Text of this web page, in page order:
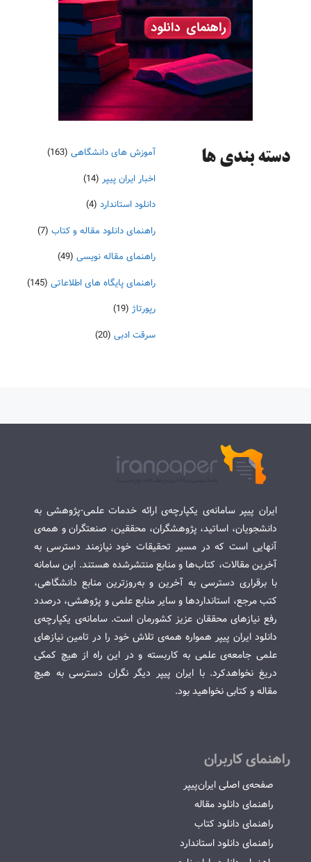
دسته‌ بندی ها آموزش های دانشگاهی (163)
اخبار ایران پیپر (14)
دانلود استاندارد (4)
راهنمای دانلود مقاله و کتاب (7)
راهنمای مقاله نویسی (49)
راهنمای پایگاه های اطلاعاتی (145)
رپورتاژ (19)
سرقت ادبی (20)
ایران پیپر سامانه‌ی یکپارچه‌ی ارائه خدمات علمی-پژوهشی به
دانشجویان، اساتید، پژوهشگران، محققین، صنعتگران و همه‌ی
آنهایی است که در مسیر تحقیقات خود نیازمند دسترسی به
آخرین مقالات، کتاب‌ها و منابع منتشرشده هستند. این سامانه
با برقراری دسترسی به آخرین و به‌روزترین منابع دانشگاهی،
کتب مرجع، استانداردها و سایر منابع علمی و پژوهشی، درصدد
رفع نیازهای محققان عزیز کشورمان است. سامانه‌ی یکپارچه‌ی
دانلود ایران پیپر همواره همه‌ی تلاش خود را در تامین نیازهای
علمی جامعه‌ی علمی به کاربسته و در این راه از هیچ کمکی
دریغ نخواهدکرد. با ایران پیپر دیگر نگران دسترسی به هیچ
مقاله و کتابی نخواهید بود.
راهنمای کاربران
صفحه‌ی اصلی ایران‌پیپر
راهنمای دانلود مقاله
راهنمای دانلود کتاب
راهنمای دانلود استاندارد